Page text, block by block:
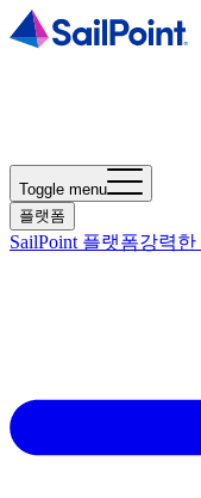
Toggle menu
플랫폼
SailPoint 플랫폼강력한